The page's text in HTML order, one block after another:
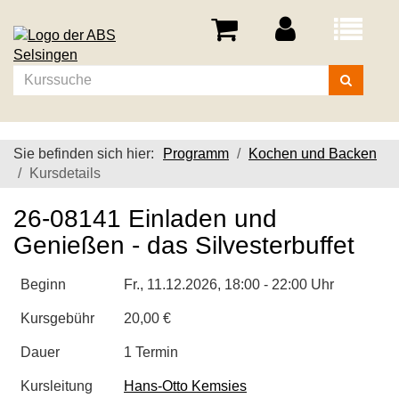
Menü
Kurse
suchen
Sie befinden sich hier: Programm
Kochen und Backen
Kursdetails
26-08141 Einladen und
Genießen - das Silvesterbuffet
Beginn Fr., 11.12.2026, 18:00 - 22:00 Uhr
Kursgebühr 20,00 €
Dauer 1 Termin
Kursleitung Hans-Otto Kemsies